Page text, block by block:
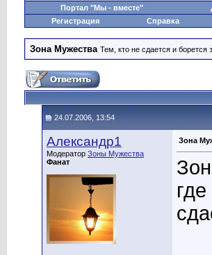
Портал "Мы - вместе"
Регистрация
Справка
Зона Мужества Тем, кто не сдается и борется
24.07.2006, 13:54
Александр1
Модератор Зоны Мужества
Фанат
Зона